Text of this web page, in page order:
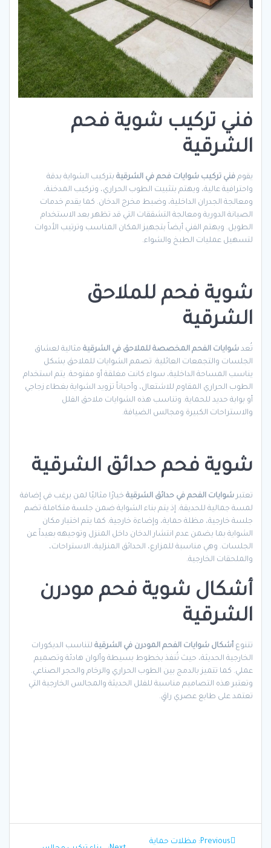
فني تركيب شوية فحم
الشرقية
يقوم فني تركيب شوايات فحم في الشرقية بتركيب الشواية بدقة
واحترافية عالية، ويهتم بتثبيت الطوب الحراري، وتركيب المدخنة،
ومعالجة الجدران الداخلية، وضبط مخرج الدخان. كما يقدم خدمات
الصيانة الدورية ومعالجة التشققات التي قد تظهر بعد الاستخدام
الطويل. ويهتم الفني أيضاً بتجهيز المكان المناسب وترتيب الأدوات
لتسهيل عمليات الطبخ والشواء.
شوية فحم للملاحق
الشرقية
تُعد شوايات الفحم المخصصة للملاحق في الشرقية مثالية لعشاق
الجلسات والتجمعات العائلية. تصمم الشوايات للملاحق بشكل
يناسب المساحة الداخلية، سواء كانت مغلقة أو مفتوحة. يتم استخدام
الطوب الحراري المقاوم للاشتعال، وأحياناً تزويد الشواية بغطاء زجاجي
أو بوابة حديد للحماية. وتناسب هذه الشوايات ملاحق الفلل
والاستراحات الكبيرة ومجالس الضيافة.
شوية فحم حدائق الشرقية
تعتبر شوايات الفحم في حدائق الشرقية خيارًا مثاليًا لمن يرغب في إضافة
لمسة جمالية للحديقة. إذ يتم بناء الشواية ضمن جلسة متكاملة تضم
جلسة خارجية، مظلة حماية، وإضاءة خارجية. كما يتم اختيار مكان
الشواية بما يضمن عدم انتشار الدخان داخل المنزل وتوجيهه بعيداً عن
الجلسات. وهي مناسبة للمزارع، الحدائق المنزلية، الاستراحات،
والملحقات الخارجية.
أشكال شوية فحم مودرن
الشرقية
تتنوع أشكال شوايات الفحم المودرن في الشرقية لتناسب الديكورات
الخارجية الحديثة، حيث تُنفذ بخطوط بسيطة وألوان هادئة وتصميم
عملي. كما تتميز بالدمج بين الطوب الحراري والرخام والحجر الصناعي.
وتعتبر هذه التصاميم مناسبة للفلل الحديثة والمجالس الخارجية التي
تعتمد على طابع عصري راقٍ.
تصفّح
Previous:
Previous
مظلات حماية